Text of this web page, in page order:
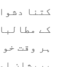
کتنا
کے
ہر وقت